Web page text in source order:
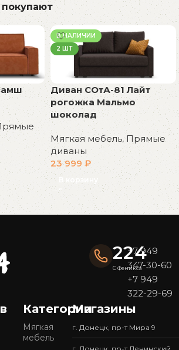
В НАЛИЧИИ
2 ШТ
Диван СОтА-81 Лайт
рогожка Мальмо
шоколад
Мягкая мебель, Прямые
диваны
23 999 ₽
В корзину
224
С Феникса
+7 949
347-30-60
+7 949
322-29-69
Категории
Мягкая
мебель
Магазины
г. Донецк, пр-т Мира 9